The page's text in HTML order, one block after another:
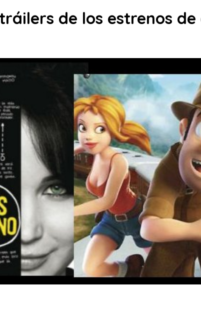
de los estrenos